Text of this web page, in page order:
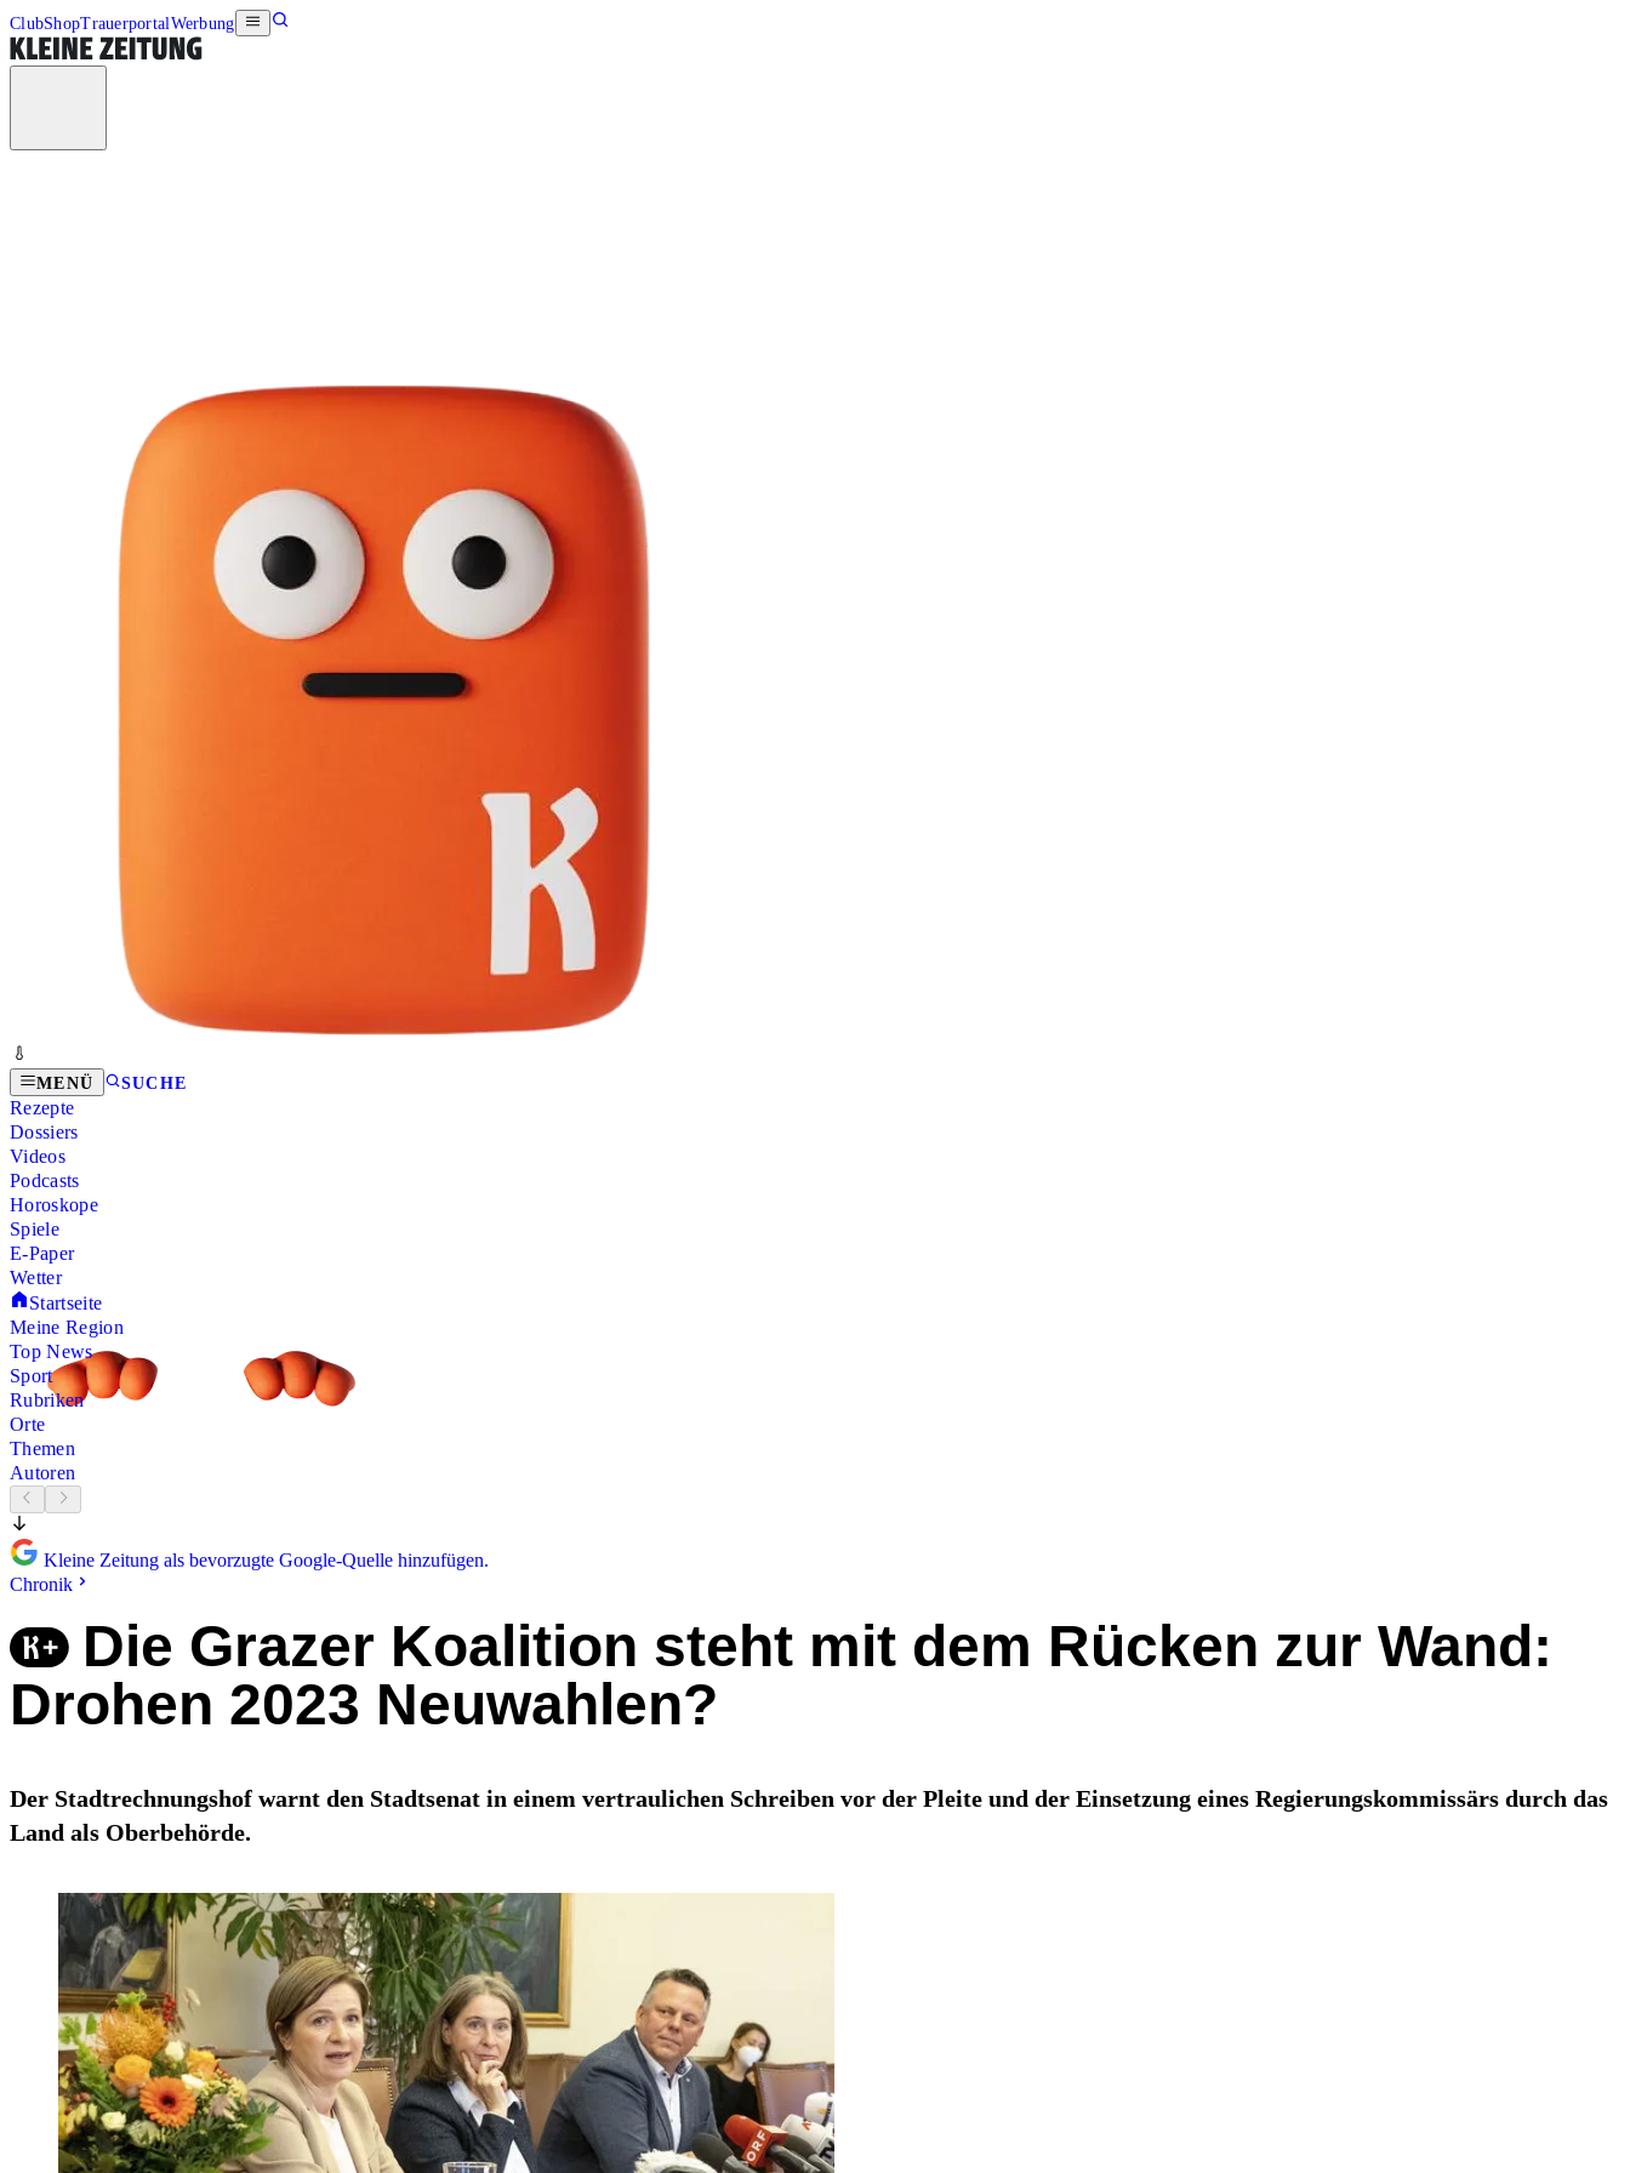
ClubShopTrauerportalWerbung
MENÜ SUCHE
Rezepte
Dossiers
Videos
Podcasts
Horoskope
Spiele
E-Paper
Wetter
Startseite
Meine Region
Top News
Sport
Rubriken
Orte
Themen
Autoren
Kleine Zeitung als bevorzugte Google-Quelle hinzufügen.
Chronik
Die Grazer Koalition steht mit dem Rücken zur Wand:
Drohen 2023 Neuwahlen?
Der Stadtrechnungshof warnt den Stadtsenat in einem vertraulichen Schreiben vor der Pleite und der Einsetzung eines Regierungskommissärs durch das
Land als Oberbehörde.